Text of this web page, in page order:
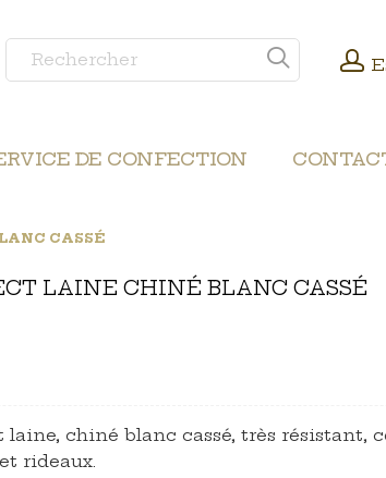
DE CONFECTION
CASSÉ
LAINE CHINÉ BLANC CASSÉ
laine, chiné blanc cassé, très résistant,
rideaux.